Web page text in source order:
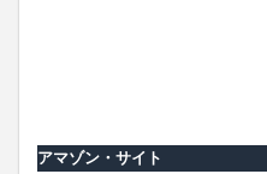
アマゾン・サイト